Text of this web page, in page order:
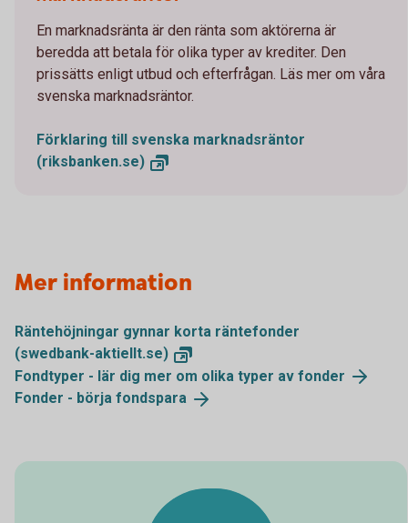
En marknadsränta är den ränta som aktörerna är
beredda att betala för olika typer av krediter. Den
prissätts enligt utbud och efterfrågan. Läs mer om våra
svenska marknadsräntor.
Förklaring till svenska marknadsräntor
(riksbanken.se)
Mer information
Räntehöjningar gynnar korta räntefonder
(swedbank-aktiellt.se)
Fondtyper - lär dig mer om olika typer av fonder
Fonder - börja fondspara